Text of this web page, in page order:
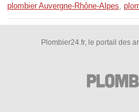
plombier Auvergne-Rhône-Alpes,
Plombier24.fr, le portail des